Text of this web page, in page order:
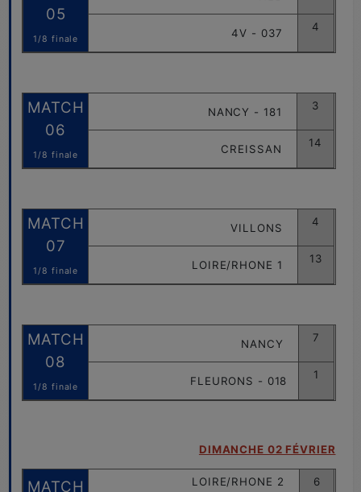
05
1/8 finale 4V - 037 4
MATCH
06
1/8 finale
NANCY - 181 3
CREISSAN 14
MATCH
07
1/8 finale
VILLONS 4
LOIRE/RHONE 1 13
MATCH
08
1/8 finale
NANCY 7
FLEURONS - 018 1
DIMANCHE 02 FÉVRIER
MATCH LOIRE/RHONE 2 6